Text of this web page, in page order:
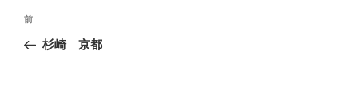
投
ナ
前
の
前
杉崎 京都